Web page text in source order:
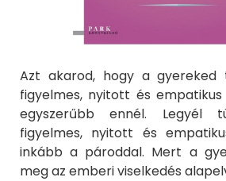
Azt akarod, hogy a gyereked
figyelmes, nyitott és
egyszerűbb ennél. Legyél
figyelmes, nyitott és
inkább a pároddal. Mert a
meg az emberi viselkedés